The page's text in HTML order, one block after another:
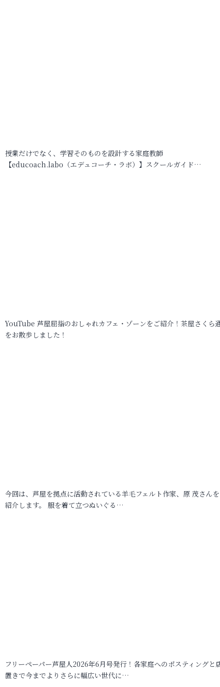
授業だけでなく、学習そのものを設計する家庭教師
【educoach.labo（エデュコーチ・ラボ）】スクールガイド…
YouTube 芦屋屈指のおしゃれカフェ・ゾーンをご紹介！茶屋さくら
をお散歩しました！
今回は、芦屋を拠点に活動されている羊毛フェルト作家、原 茂さん
紹介します。 服を着て立つぬいぐる…
フリーペーパー芦屋人2026年6月号発行！各家庭へのポスティングと
置きで今までよりさらに幅広い世代に…